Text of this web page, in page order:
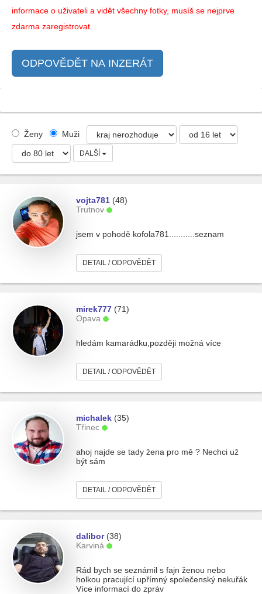
informace o uživateli a vidět všechny fotky, musíš se nejprve
zdarma zaregistrovat.
ODPOVĚDĚT NA INZERÁT
Ženy Muži
DALŠÍ
vojta781 (48)
Trutnov
jsem v pohodě kofola781...........seznam
DETAIL / ODPOVĚDĚT
mirek777 (71)
Opava
hledám kamarádku,později možná více
DETAIL / ODPOVĚDĚT
michalek (35)
Třinec
ahoj najde se tady žena pro mě ? Nechci už
být sám
DETAIL / ODPOVĚDĚT
dalibor(38)
Karviná
Rád bych se seznámil s fajn ženou nebo
holkou pracující upřímný společenský nekuřák
Více informací do zpráv